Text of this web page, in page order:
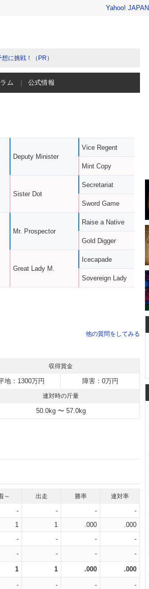
Yahoo! JAPAN
に挑戦！（PR）
ム 公式情報
Deputy Minister
Sister Dot
Mr. Prospector
Great Lady M.
Vice Regent
Mint Copy
Secretariat
Sword Game
Raise a Native
Gold Digger
Icecapade
Sovereign Lady
他の質問をしてみる
収得賞金
地：1300万円 障害：0万円
連対時の斤量
50.0kg 〜 57.0kg
～ 出走 勝率 連対率
- - -
-
1 1 .000
.000
- - -
-
- - - -
1 1 .000 .000
- - - -